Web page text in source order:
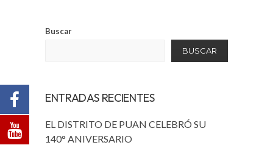
Buscar
BUSCAR
ENTRADAS RECIENTES
EL DISTRITO DE PUAN CELEBRÓ SU
140° ANIVERSARIO